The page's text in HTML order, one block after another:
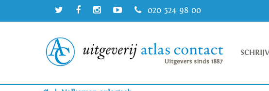
020 524 98 00